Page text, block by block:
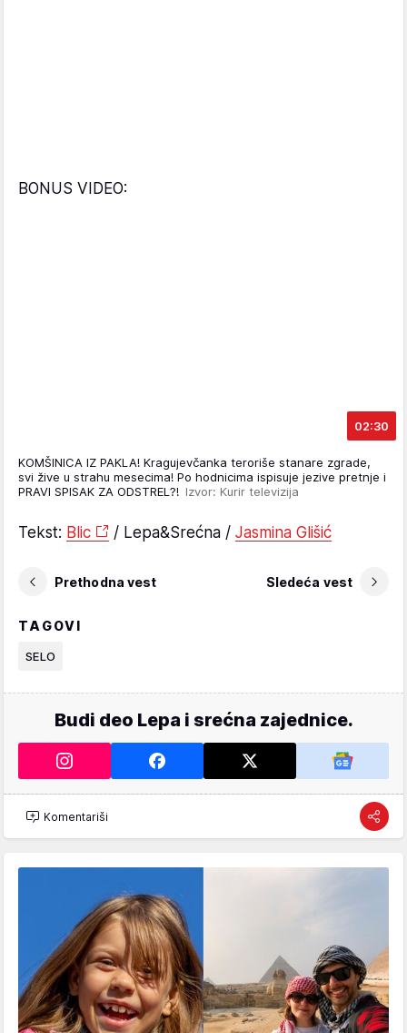
BONUS VIDEO:
02:30
KOMŠINICA IZ PAKLA! Kragujevčanka teroriše stanare zgrade,
svi žive u strahu mesecima! Po hodnicima ispisuje jezive pretnje i
PRAVI SPISAK ZA ODSTREL?! Izvor: Kurir televizija
Tekst: Blic / Lepa&Srećna / Jasmina Glišić
Prethodna vest Sledeća vest
TAGOVI
SELO
Budi deo Lepa i srećna zajednice.
Komentariši